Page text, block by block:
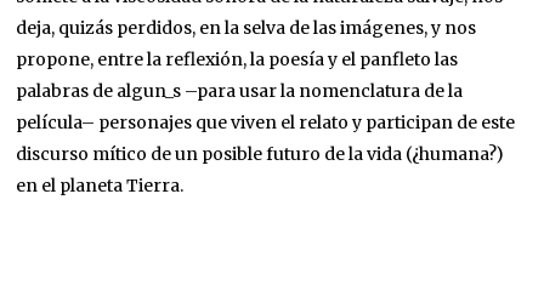
deja, quizás perdidos, en la selva de las imágenes, y nos
propone, entre la reflexión, la poesía y el panfleto las
palabras de algun_s –para usar la nomenclatura de la
película– personajes que viven el relato y participan de este
discurso mítico de un posible futuro de la vida (¿humana?)
en el planeta Tierra.